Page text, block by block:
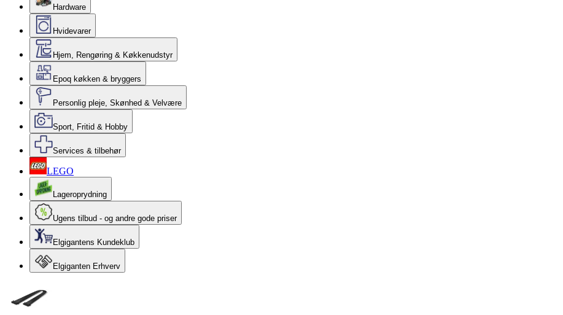
Hardware
Hvidevarer
Hjem, Rengøring & Køkkenudstyr
Epoq køkken & bryggers
Personlig pleje, Skønhed & Velvære
Sport, Fritid & Hobby
Services & tilbehør
LEGO
Lageroprydning
Ugens tilbud - og andre gode priser
Elgigantens Kundeklub
Elgiganten Erhverv